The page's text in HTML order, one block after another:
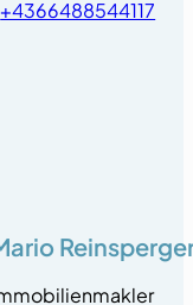
+4366488544117